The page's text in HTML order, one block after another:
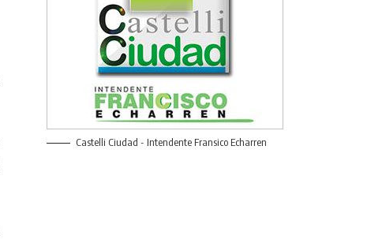
Castelli Ciudad - Intendente Fransico Echarren